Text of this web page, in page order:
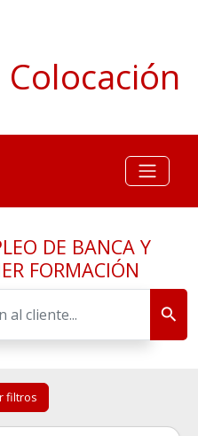
DE BANCA Y
FORMACIÓN
filtros